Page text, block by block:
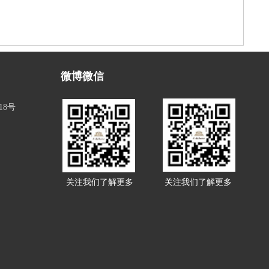
号
微博微信
关注我们了解更多 关注我们了解更多